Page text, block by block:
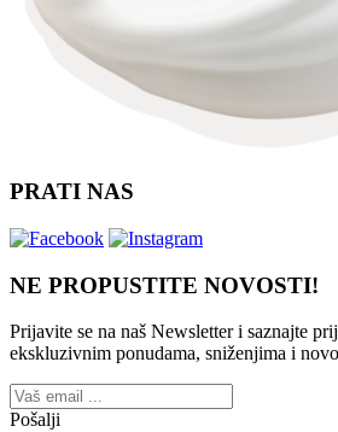
PRATI NAS
NE PROPUSTITE NOVOSTI!
Prijavite se na naš Newsletter i saznajte
ekskluzivnim ponudama, sniženjima i
Pošalji